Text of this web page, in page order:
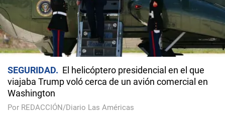
SEGURIDAD
El helicóptero presidencial en el que
viajaba Trump voló cerca de un avión comercial en
Washington
Por REDACCIÓN/Diario Las Américas